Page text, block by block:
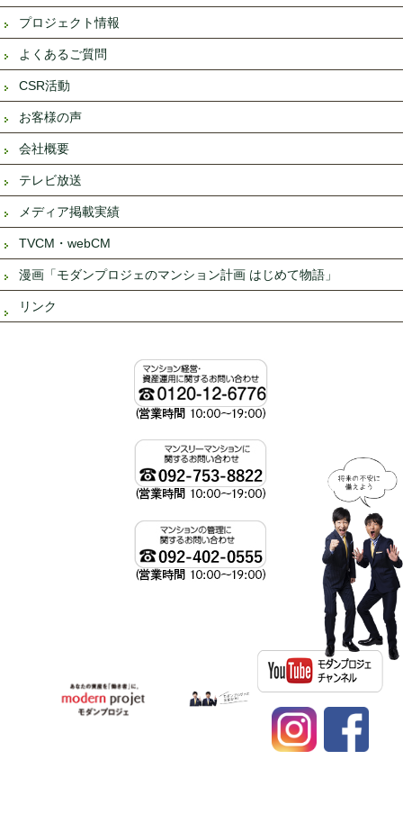
プロジェクト情報
よくあるご質問
CSR活動
お客様の声
会社概要
テレビ放送
メディア掲載実績
TVCM・webCM
漫画「モダンプロジェのマンション計画 はじめて物語」
リンク
資産運用、不動産投資ならモダンプロジ